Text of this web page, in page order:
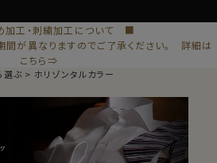
工・刺繍加工について ■
間が異なりますのでご了承ください。 詳細は
こちら⇒
選ぶ ホリゾンタルカラー